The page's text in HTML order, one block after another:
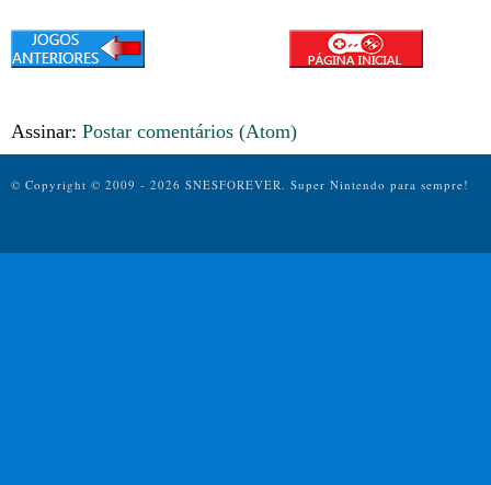
Assinar: Postar comentários (Atom)
© Copyright © 2009 - 2026 SNESFOREVER. Super Nintendo para sempre!